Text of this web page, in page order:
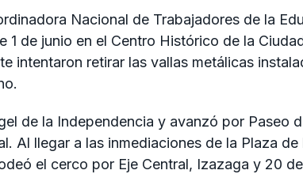
Nacional de Trabajadores de la
1 de junio en el Centro Histórico de la
intentaron retirar las vallas metálicas
de la Independencia y avanzó por Paseo
Al llegar a las inmediaciones de la Plaza
el cerco por Eje Central, Izazaga y 20